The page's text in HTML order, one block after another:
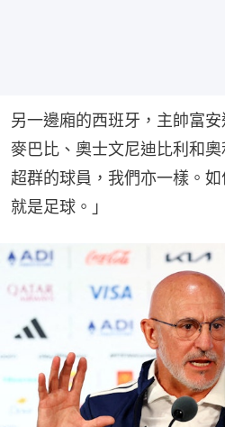
麥巴比、奧士文尼迪比利和
超群的球員，我們亦一樣。
就是足球。」